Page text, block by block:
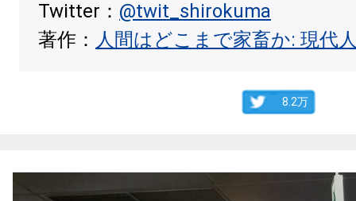
Twitter： @twit_shirokuma
著作： 人間はどこまで家畜か: 現代
8.2万